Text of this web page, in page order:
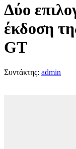
Δύο
έκδοση
GT
Συντάκτης: admin